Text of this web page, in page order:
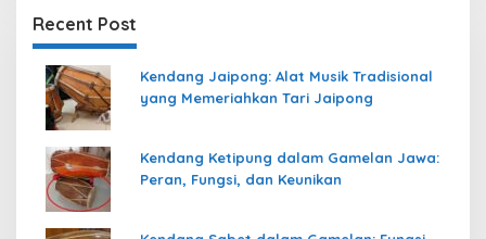
Recent Post
Kendang Jaipong: Alat Musik Tradisional
yang Memeriahkan Tari Jaipong
Kendang Ketipung dalam Gamelan Jawa:
Peran, Fungsi, dan Keunikan